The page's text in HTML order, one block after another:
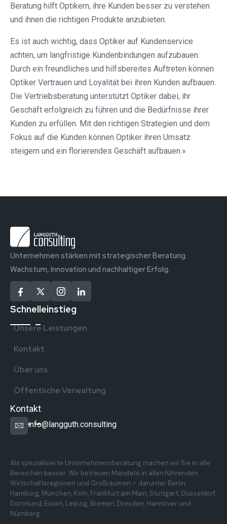
Beratung hilft Optikern, ihre Kunden besser zu verstehen
und ihnen die richtigen Produkte anzubieten.
Es ist auch wichtig, dass Optiker auf Kundenservice
achten, um langfristige Kundenbindungen aufzubauen.
Durch ein freundliches und hilfsbereites Auftreten können
Optiker Vertrauen und Loyalität bei ihren Kunden aufbauen.
Die Vertriebsberatung unterstützt Optiker dabei, ihr
Geschäft erfolgreich zu führen und die Bedürfnisse ihrer
Kunden zu erfüllen. Mit den richtigen Strategien und dem
Fokus auf die Kunden können Optiker ihren Umsatz
steigern und ein florierendes Geschäft aufbauen.»
Unternehmen stärken mit strategischer Beratung.
Wachstum, Innovation und nachhaltiger Erfolg.
Schnelleinstieg
Unsere Leistungen
Kontakt
Über uns
Öffentliche Verwaltung
Kontakt
info@langguth.consulting
Als spezialisierte Unternehmensberatung machen wir Sie in alle
Bereichen besser. Wir betreuen Mandate in allen führenden
Wirtschaftsregionen und Großräumen – darunter Berlin,
Hamburg, München, Köln, Frankfurt am Main, Stuttgart, Düsseldorf,
Dortmund, Essen, Leipzig, Bremen, Dresden, Hannover und
Nürnberg.